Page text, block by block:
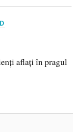
aflați în pragul